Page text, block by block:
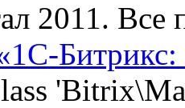
2011. Все